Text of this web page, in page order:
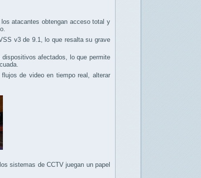
atacantes obtengan acceso total y
v3 de 9.1, lo que resalta su grave
dispositivos afectados, lo que permite
de video en tiempo real, alterar
sistemas de CCTV juegan un papel